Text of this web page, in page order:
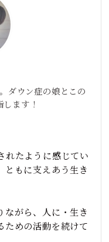
ダウン症の娘とこの
ます！
れたように感じてい
ともに支えあう生き
ながら、人に・生き
ための活動を続けて